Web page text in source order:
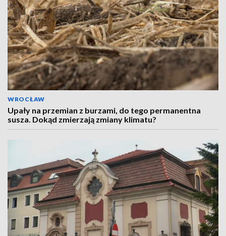
WROCŁAW
Upały na przemian z burzami, do tego permanentna
susza. Dokąd zmierzają zmiany klimatu?